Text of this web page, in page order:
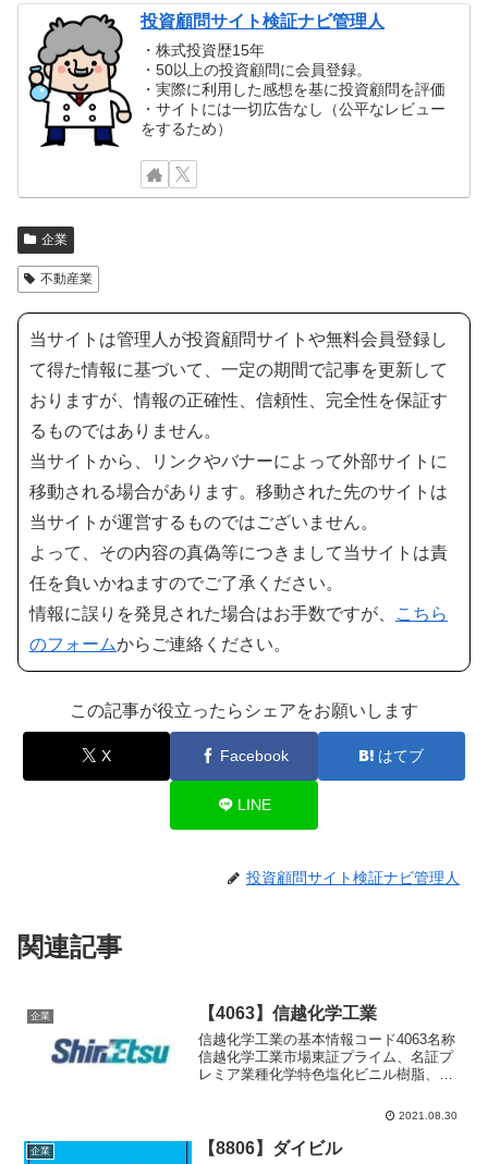
投資顧問サイト検証ナビ管理人
・株式投資歴15年
・50以上の投資顧問に会員登録。
・実際に利用した感想を基に投資顧問を評価
・サイトには一切広告なし（公平なレビュー
をするため）
企業
不動産業
当サイトは管理人が投資顧問サイトや無料会員登録し
て得た情報に基づいて、一定の期間で記事を更新して
おりますが、情報の正確性、信頼性、完全性を保証す
るものではありません。
当サイトから、リンクやバナーによって外部サイトに
移動される場合があります。移動された先のサイトは
当サイトが運営するものではございません。
よって、その内容の真偽等につきまして当サイトは責
任を負いかねますのでご了承ください。
情報に誤りを発見された場合はお手数ですが、
こちら
のフォームからご連絡ください。
この記事が役立ったらシェアをお願いします
X Facebook はてブ
LINE
投資顧問サイト検証ナビ管理人
関連記事
企業 【4063】信越化学工業
信越化学工業の基本情報コード4063名称
信越化学工業市場東証プライム、名証プ
レミア業種化学特色塩化ビニル樹脂、半
樹脂、フォトレジスト等も。好財務代表
1949年5月決...
2021.08.30
企業 【8806】ダイビル